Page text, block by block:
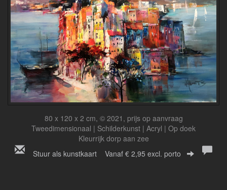
80 x 120 x 2 cm, © 2021, prijs op aanvraag
Tweedimensionaal | Schilderkunst | Acryl | Op doek
Kleurrijk dorp aan zee
Stuur als kunstkaart Vanaf € 2,95 excl. porto